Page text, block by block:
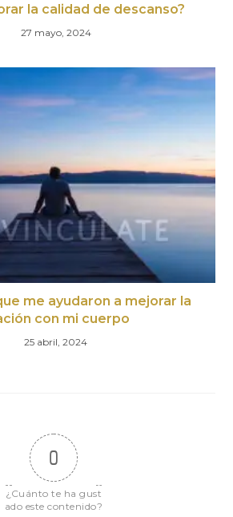
la calidad de descanso?
27 mayo, 2024
me ayudaron a mejorar la
con mi cuerpo
25 abril, 2024
0
¿Cuánto te ha gust
ado este contenido?